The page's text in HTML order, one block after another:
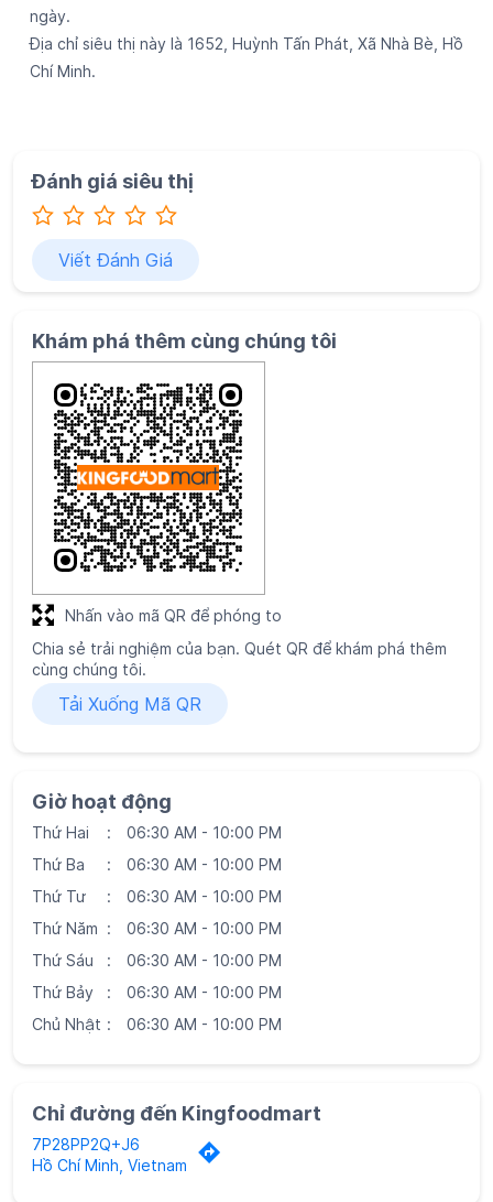
ngày.
Địa chỉ siêu thị này là 1652, Huỳnh Tấn Phát, Xã Nhà Bè, Hồ
Chí Minh.
Đánh giá siêu thị
Viết Đánh Giá
Khám phá thêm cùng chúng tôi
Chia sẻ trải nghiệm của bạn. Quét QR để khám phá thêm
cùng chúng tôi.
Tải Xuống Mã QR
Nhấn vào mã QR để phóng to
Giờ hoạt động
Thứ Hai
06:30 AM - 10:00 PM
Thứ Ba
06:30 AM - 10:00 PM
Thứ Tư
06:30 AM - 10:00 PM
Thứ Năm
06:30 AM - 10:00 PM
Thứ Sáu
06:30 AM - 10:00 PM
Thứ Bảy
06:30 AM - 10:00 PM
Chủ Nhật
06:30 AM - 10:00 PM
Chỉ đường đến Kingfoodmart
7P28PP2Q+J6
Hồ Chí Minh, Vietnam